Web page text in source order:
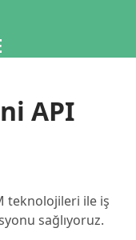
API
teknolojileri ile iş
sağlıyoruz.